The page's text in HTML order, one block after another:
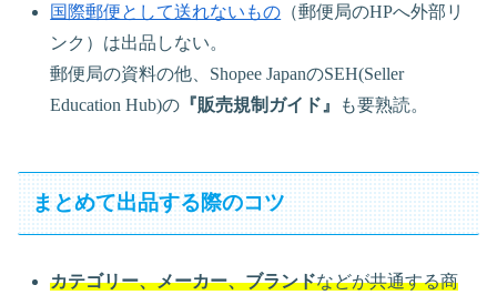
国際郵便として送れないもの （郵便局のHPへ外部リ
ンク）は出品しない。
郵便局の資料の他、Shopee JapanのSEH(Seller
Education Hub)の 『販売規制ガイド』 も要熟読。
まとめて出品する際のコツ
カテゴリー、メーカー、ブランドなどが共通する商